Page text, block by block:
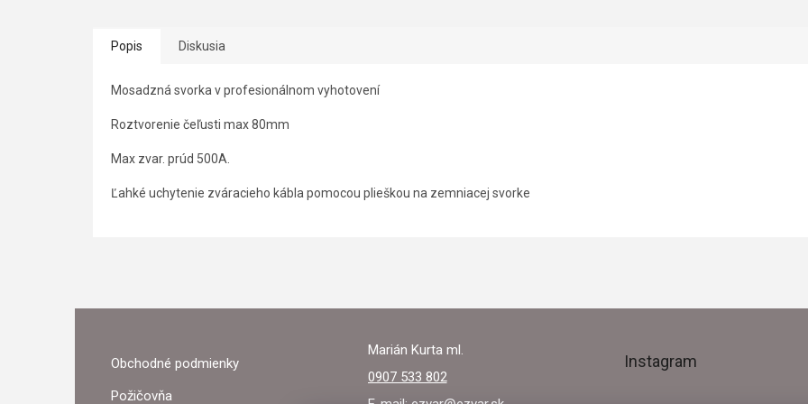
Popis Diskusia
Mosadzná svorka v profesionálnom vyhotovení
Roztvorenie čeľusti max 80mm
Max zvar. prúd 500A.
Ľahké uchytenie zváracieho kábla pomocou plieškou na zemniacej svorke
Obchodné podmienky
Požičovňa
Marián Kurta ml.
0907 533 802
Instagram